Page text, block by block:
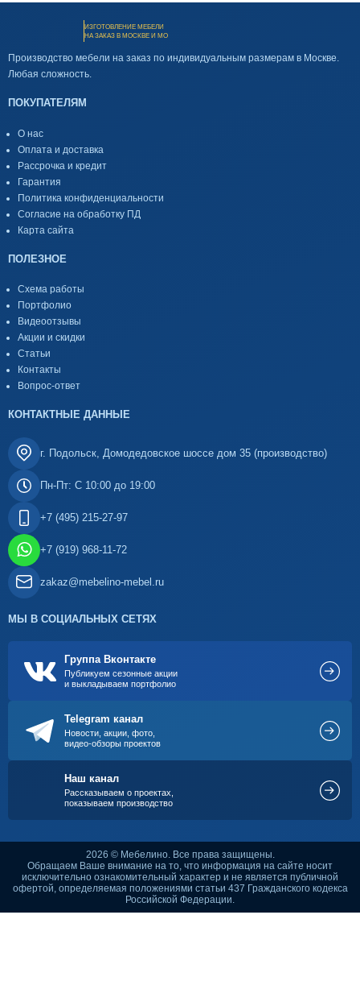
ИЗГОТОВЛЕНИЕ МЕБЕЛИ
НА ЗАКАЗ В МОСКВЕ И МО
Производство мебели на заказ по индивидуальным размерам в Москве.
Любая сложность.
ПОКУПАТЕЛЯМ
О нас
Оплата и доставка
Рассрочка и кредит
Гарантия
Политика конфиденциальности
Согласие на обработку ПД
Карта сайта
ПОЛЕЗНОЕ
Схема работы
Портфолио
Видеоотзывы
Акции и скидки
Статьи
Контакты
Вопрос-ответ
КОНТАКТНЫЕ ДАННЫЕ
г. Подольск, Домодедовское шоссе дом 35 (производство)
Пн-Пт: С 10:00 до 19:00
+7 (495) 215-27-97
+7 (919) 968-11-72
zakaz@mebelino-mebel.ru
МЫ В СОЦИАЛЬНЫХ СЕТЯХ
Группа Вконтакте
Публикуем сезонные акции
и выкладываем портфолио
Telegram канал
Новости, акции, фото,
видео-обзоры проектов
Наш канал
Рассказываем о проектах,
показываем производство
2026 © Мебелино. Все права защищены.
Обращаем Ваше внимание на то, что информация на сайте носит
исключительно ознакомительный характер и не является публичной
офертой, определяемая положениями статьи 437 Гражданского кодекса
Российской Федерации.